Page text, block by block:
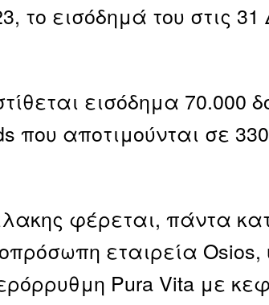
το εισόδημά του στις
εισόδημα 70.000
που αποτιμούνται σε
φέρεται, πάντα
εταιρεία
Pura Vita με